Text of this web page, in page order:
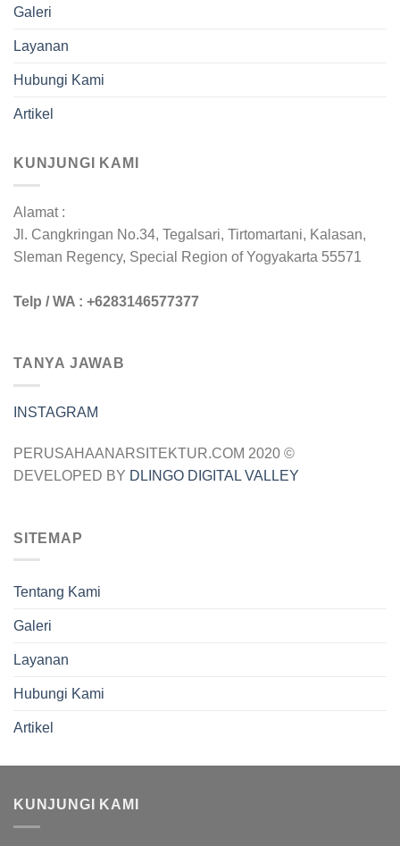
Galeri
Layanan
Hubungi Kami
Artikel
KUNJUNGI KAMI
Alamat :
Jl. Cangkringan No.34, Tegalsari, Tirtomartani, Kalasan,
Sleman Regency, Special Region of Yogyakarta 55571
Telp / WA : +6283146577377
TANYA JAWAB
INSTAGRAM
PERUSAHAANARSITEKTUR.COM 2020 ©
DEVELOPED BY DLINGO DIGITAL VALLEY
SITEMAP
Tentang Kami
Galeri
Layanan
Hubungi Kami
Artikel
KUNJUNGI KAMI